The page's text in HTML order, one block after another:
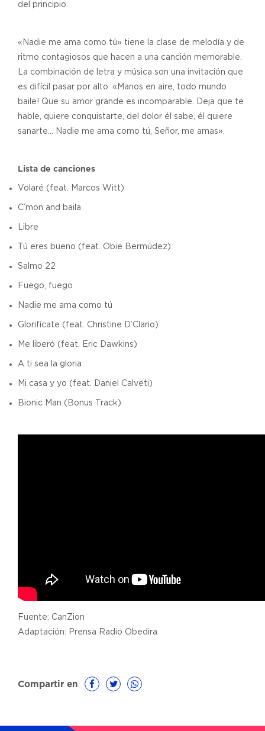
del principio.
«Nadie me ama como tú» tiene la clase de melodía y de
ritmo contagiosos que hacen a una canción memorable.
La combinación de letra y música son una invitación que
es difícil pasar por alto: «Manos en aire, todo mundo
baile! Que su amor grande es incomparable. Deja que te
hable, quiere conquistarte, del dolor él sabe, él quiere
sanarte… Nadie me ama como tú, Señor, me amas».
Lista de canciones
Volaré (feat. Marcos Witt)
C’mon and baila
Libre
Tú eres bueno (feat. Obie Bermúdez)
Salmo 22
Fuego, fuego
Nadie me ama como tú
Glorifícate (feat. Christine D’Clario)
Me liberó (feat. Eric Dawkins)
A ti sea la gloria
Mi casa y yo (feat. Daniel Calveti)
Bionic Man (Bonus Track)
Fuente: CanZion
Adaptación: Prensa Radio Obedira
Compartir en